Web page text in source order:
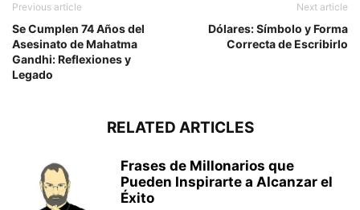
Previous article
Se Cumplen 74 Años del
Asesinato de Mahatma
Gandhi: Reflexiones y
Legado
Next article
Dólares: Símbolo y Forma
Correcta de Escribirlo
RELATED ARTICLES
Frases de Millonarios que
Pueden Inspirarte a Alcanzar el
Éxito